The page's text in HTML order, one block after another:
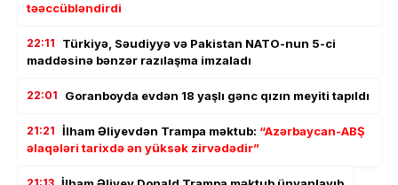
təəccübləndirdi
22:11
Türkiyə, Səudiyyə və Pakistan NATO-nun 5-ci
maddəsinə bənzər razılaşma imzaladı
22:01 Goranboyda evdən 18 yaşlı gənc qızın meyiti tapıldı
21:21 İlham Əliyevdən Trampa məktub: “Azərbaycan-ABŞ
əlaqələri tarixdə ən yüksək zirvədədir”